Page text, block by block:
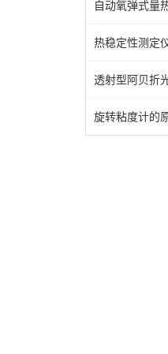
热稳定性测定
透射型阿贝折